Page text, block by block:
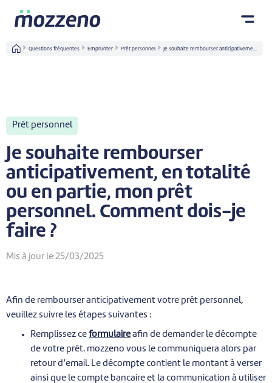
Questions fréquentes Emprunter Prêt personnel Je souhaite rembourser anticipativeme...
Prêt personnel
Je souhaite rembourser
anticipativement, en totalité
ou en partie, mon prêt
personnel. Comment dois-je
faire ?
Mis à jour le 25/03/2025
Afin de rembourser anticipativement votre prêt personnel,
veuillez suivre les étapes suivantes :
Remplissez ce formulaireafin de demander le décompte
de votre prêt. mozzeno vous le communiquera alors par
retour d’email. Le décompte contient le montant à verser
ainsi que le compte bancaire et la communication à utiliser